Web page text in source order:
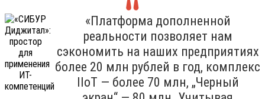
«Платформа дополненной
реальности позволяет нам
сэкономить на наших предприятиях
более 20 млн рублей в год, комплекс
IIoT — более 70 млн, „Черный